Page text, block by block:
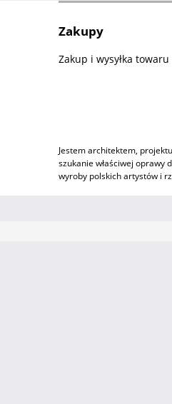
Zakupy
Zakup i wysyłka towaru
Jestem architektem,
szukanie właściwej oprawy
wyroby polskich artystów i